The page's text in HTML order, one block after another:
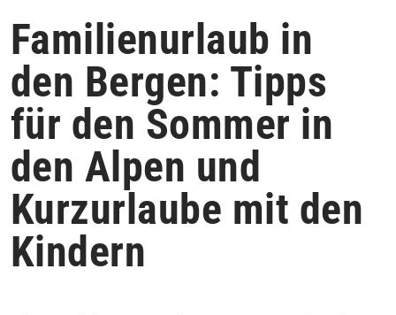
Familienurlaub in
den Bergen: Tipps
für den Sommer in
den Alpen und
Kurzurlaube mit den
Kindern